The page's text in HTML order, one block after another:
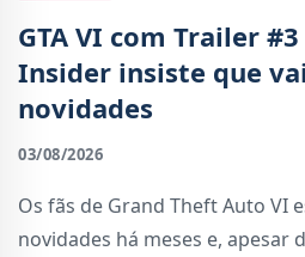
GTA VI com Trailer
Insider insiste que
novidades
03/08/2026
Os fãs de Grand Theft Auto VI
novidades há meses e, apesar